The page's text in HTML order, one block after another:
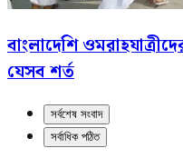
বাংলাদেশি
যেসব শর্ত
সর্বশেষ সংবাদ
সর্বাধিক পঠিত